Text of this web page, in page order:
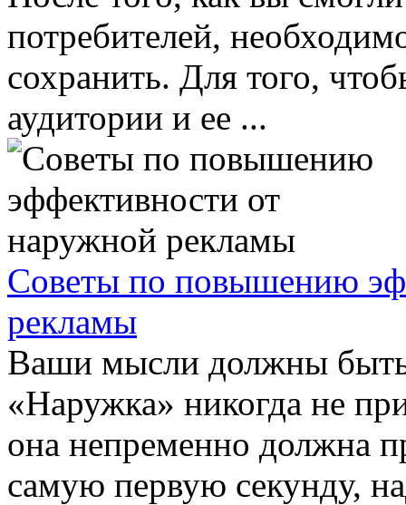
потребителей,
сохранить. Для того,
аудитории и ее ...
Советы по повышению
рекламы
Ваши мысли должны
«Наружка» никогда не
она непременно должна
самую первую секунду,